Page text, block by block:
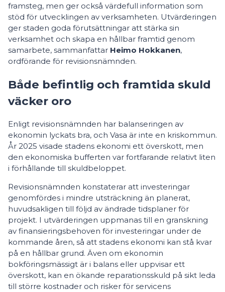
framsteg, men ger också värdefull information som
stöd för utvecklingen av verksamheten. Utvärderingen
ger staden goda förutsättningar att stärka sin
verksamhet och skapa en hållbar framtid genom
samarbete, sammanfattar Heimo Hokkanen,
ordförande för revisionsnämnden.
Både befintlig och framtida skuld
väcker oro
Enligt revisionsnämnden har balanseringen av
ekonomin lyckats bra, och Vasa är inte en kriskommun.
År 2025 visade stadens ekonomi ett överskott, men
den ekonomiska bufferten var fortfarande relativt liten
i förhållande till skuldbeloppet.
Revisionsnämnden konstaterar att investeringar
genomfördes i mindre utsträckning än planerat,
huvudsakligen till följd av ändrade tidsplaner för
projekt. I utvärderingen uppmanas till en granskning
av finansieringsbehoven för investeringar under de
kommande åren, så att stadens ekonomi kan stå kvar
på en hållbar grund. Även om ekonomin
bokföringsmässigt är i balans eller uppvisar ett
överskott, kan en ökande reparationsskuld på sikt leda
till större kostnader och risker för servicens